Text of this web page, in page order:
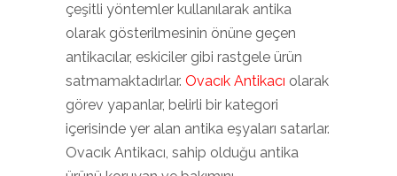
çeşitli yöntemler kullanılarak antika
olarak gösterilmesinin önüne geçen
antikacılar, eskiciler gibi rastgele ürün
satmamaktadırlar. Ovacık Antikacı olarak
görev yapanlar, belirli bir kategori
içerisinde yer alan antika eşyaları satarlar.
Ovacık Antikacı, sahip olduğu antika